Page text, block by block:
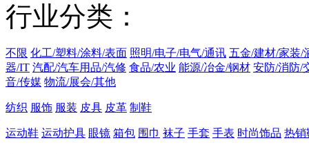
行业分类：
不限 化工/塑料/涂料/表面 照明/电子/电气/通讯 五金/建材/家装/
器/IT 汽配/汽车用品/汽修 食品/农业 能源/冶金/钢材 安防/消防/
音/传媒 物流/展会/其他
纺织 服饰 服装 皮具 皮革 制鞋
运动鞋 运动护具 眼镜 箱包 围巾 袜子 手套 手表 时尚饰品 热销